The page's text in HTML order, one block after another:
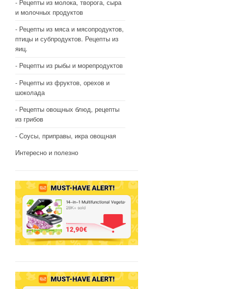
Рецепты из молока, творога, сыра
и молочных продуктов
Рецепты из мяса и мясопродуктов,
птицы и субпродуктов. Рецепты из
яиц.
Рецепты из рыбы и морепродуктов
Рецепты из фруктов, орехов и
шоколада
Рецепты овощных блюд, рецепты
из грибов
Соусы, приправы, икра овощная
Интересно и полезно